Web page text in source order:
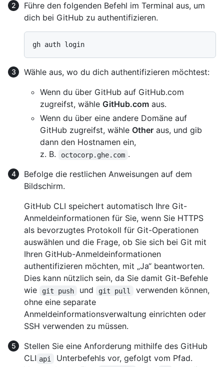
Führe den folgenden Befehl im Terminal aus, um
dich bei GitHub zu authentifizieren.
Wähle aus, wo du dich authentifizieren möchtest:
Wenn du über GitHub auf GitHub.com
zugreifst, wähle GitHub.com aus.
Wenn du über eine andere Domäne auf
GitHub zugreifst, wähle Other aus, und gib
dann den Hostnamen ein,
z. B.
octocorp.ghe.com .
Befolge die restlichen Anweisungen auf dem
Bildschirm.
GitHub CLI speichert automatisch Ihre Git-
Anmeldeinformationen für Sie, wenn Sie HTTPS
als bevorzugtes Protokoll für Git-Operationen
auswählen und die Frage, ob Sie sich bei Git mit
Ihren GitHub-Anmeldeinformationen
authentifizieren möchten, mit „Ja“ beantworten.
Dies kann nützlich sein, da Sie damit Git-Befehle
wie
git push und git pull
verwenden können,
ohne eine separate
Anmeldeinformationsverwaltung einrichten oder
SSH verwenden zu müssen.
Stellen Sie eine Anforderung mithilfe des GitHub
CLI api
Unterbefehls vor, gefolgt vom Pfad.